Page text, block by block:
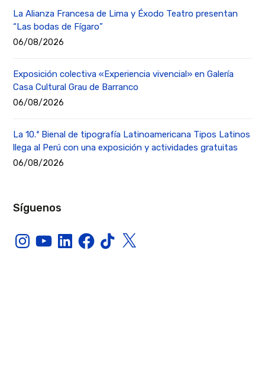
La Alianza Francesa de Lima y Éxodo Teatro presentan
“Las bodas de Fígaro”
06/08/2026
Exposición colectiva «Experiencia vivencial» en Galería
Casa Cultural Grau de Barranco
06/08/2026
La 10.ª Bienal de tipografía Latinoamericana Tipos Latinos
llega al Perú con una exposición y actividades gratuitas
06/08/2026
Síguenos
InstagramYouTubeLinkedInFacebook
TikTokX